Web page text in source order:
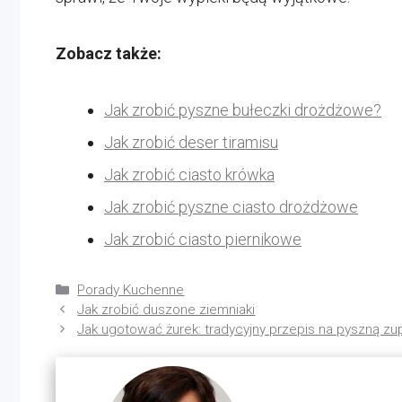
Zobacz także:
Jak zrobić pyszne bułeczki drożdżowe?
Jak zrobić deser tiramisu
Jak zrobić ciasto krówka
Jak zrobić pyszne ciasto drożdżowe
Jak zrobić ciasto piernikowe
Kategorie
Porady Kuchenne
Jak zrobić duszone ziemniaki
Jak ugotować żurek: tradycyjny przepis na pyszną